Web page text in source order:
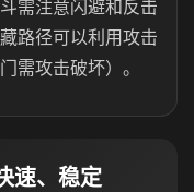
需注意闪避和反击
路径可以利用攻击
需攻击破坏）。
速、稳定